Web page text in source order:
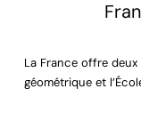
La France offre
géométrique et